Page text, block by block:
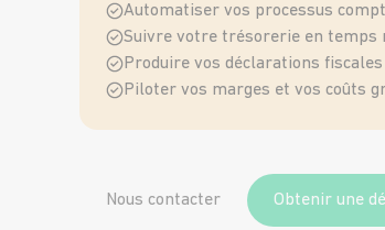
Automatiser vos processus
Suivre votre trésorerie en temps
Produire vos déclarations
Piloter vos marges et vos coûts
Nous contacter Obtenir une